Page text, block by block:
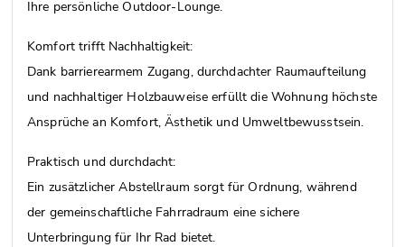
Ihre persönliche Outdoor-Lounge.
Komfort trifft Nachhaltigkeit:
Dank barrierearmem Zugang, durchdachter Raumaufteilung
und nachhaltiger Holzbauweise erfüllt die Wohnung höchste
Ansprüche an Komfort, Ästhetik und Umweltbewusstsein.
Praktisch und durchdacht:
Ein zusätzlicher Abstellraum sorgt für Ordnung, während
der gemeinschaftliche Fahrradraum eine sichere
Unterbringung für Ihr Rad bietet.